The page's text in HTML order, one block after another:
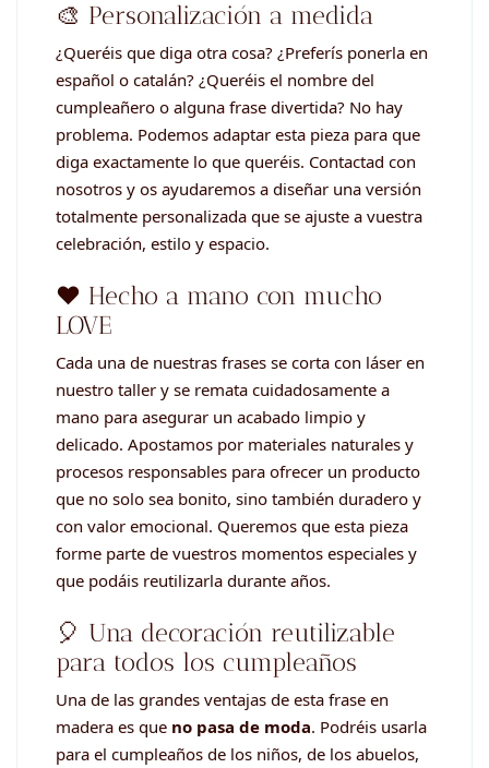
🎨 Personalización a medida
¿Queréis que diga otra cosa? ¿Preferís ponerla en
español o catalán? ¿Queréis el nombre del
cumpleañero o alguna frase divertida? No hay
problema. Podemos adaptar esta pieza para que
diga exactamente lo que queréis. Contactad con
nosotros y os ayudaremos a diseñar una versión
totalmente personalizada que se ajuste a vuestra
celebración, estilo y espacio.
❤️ Hecho a mano con mucho
LOVE
Cada una de nuestras frases se corta con láser en
nuestro taller y se remata cuidadosamente a
mano para asegurar un acabado limpio y
delicado. Apostamos por materiales naturales y
procesos responsables para ofrecer un producto
que no solo sea bonito, sino también duradero y
con valor emocional. Queremos que esta pieza
forme parte de vuestros momentos especiales y
que podáis reutilizarla durante años.
🎈 Una decoración reutilizable
para todos los cumpleaños
Una de las grandes ventajas de esta frase en
madera es que no pasa de moda. Podréis usarla
para el cumpleaños de los niños, de los abuelos,